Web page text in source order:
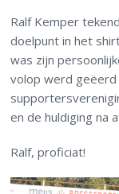
Ralf Kemper
doelpunt in het
was zijn
volop werd
en de huldiging na
Ralf, proficiat!